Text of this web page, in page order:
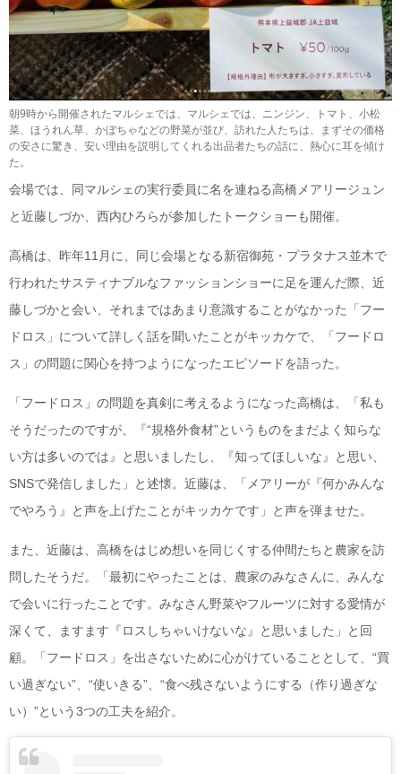
朝9時から開催されたマルシェでは、マルシェでは、ニンジン、トマト、小松
菜、ほうれん草、かぼちゃなどの野菜が並び、訪れた人たちは、まずその価格
の安さに驚き、安い理由を説明してくれる出品者たちの話に、熱心に耳を傾け
た。
会場では、同マルシェの実行委員に名を連ねる高橋メアリージュン
と近藤しづか、西内ひろらが参加したトークショーも開催。
高橋は、昨年11月に、同じ会場となる新宿御苑・プラタナス並木で
行われたサスティナブルなファッションショーに足を運んだ際、近
藤しづかと会い、それまではあまり意識することがなかった「フー
ドロス」について詳しく話を聞いたことがキッカケで、「フードロ
ス」の問題に関心を持つようになったエピソードを語った。
「フードロス」の問題を真剣に考えるようになった高橋は、「私も
そうだったのですが、『“規格外食材”というものをまだよく知らな
い方は多いのでは』と思いましたし、『知ってほしいな』と思い、
SNSで発信しました」と述懐。近藤は、「メアリーが『何かみんな
でやろう』と声を上げたことがキッカケです」と声を弾ませた。
また、近藤は、高橋をはじめ想いを同じくする仲間たちと農家を訪
問したそうだ。「最初にやったことは、農家のみなさんに、みんな
で会いに行ったことです。みなさん野菜やフルーツに対する愛情が
深くて、ますます『ロスしちゃいけないな』と思いました」と回
顧。「フードロス」を出さないために心がけていることとして、“買
い過ぎない”、“使いきる”、“食べ残さないようにする（作り過ぎな
い）”という3つの工夫を紹介。